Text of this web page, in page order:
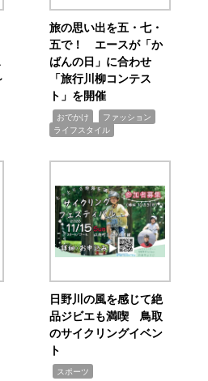
旅の思い出を五・七・
五で！ エースが「か
ばんの日」に合わせ
「旅行川柳コンテス
ト」を開催
おでかけ ファッション
ライフスタイル
日野川の風を感じて絶
品ジビエも満喫 鳥取
のサイクリングイベン
ト
スポーツ